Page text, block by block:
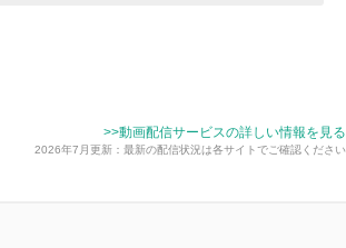
>>動画配信サービスの詳しい情報を見る
2026年7月更新：最新の配信状況は各サイトでご確認ください